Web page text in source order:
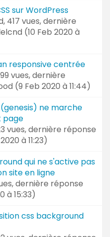
sur WordPress
, 417 vues, dernière
(10 Feb 2020 à
responsive centrée
vues, dernière
(9 Feb 2020 à 11:44)
ne marche
page
vues, dernière réponse
à 11:23)
qui ne s'active pas
site en ligne
dernière réponse
à 15:33)
css background